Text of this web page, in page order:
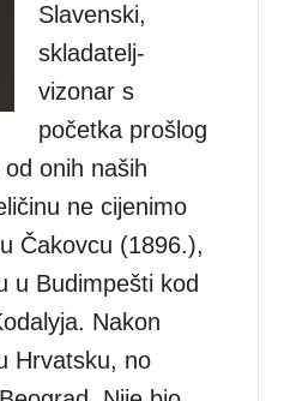
Slavenski,
skladatelj-
vizonar s
početka prošlog
onih naših
ne cijenimo
Čakovcu (1896.),
u Budimpešti kod
Nakon
Hrvatsku, no